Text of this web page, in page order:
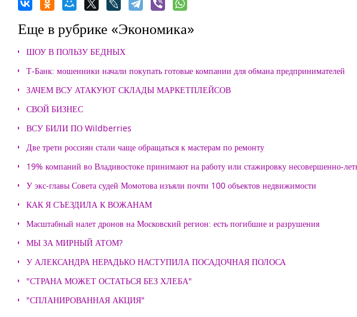
Еще в рубрике «Экономика»
ШОУ В ПОЛЬЗУ БЕДНЫХ
Т-Банк: мошенники начали покупать готовые компании для обмана предпринимателей
ЗАЧЕМ ВСУ АТАКУЮТ СКЛАДЫ МАРКЕТПЛЕЙСОВ
СВОЙ БИЗНЕС
ВСУ БИЛИ ПО Wildberries
Две трети россиян стали чаще обращаться к мастерам по ремонту
19% компаний во Владивостоке принимают на работу или стажировку несовершенно-
У экс-главы Совета судей Момотова изъяли почти 100 объектов недвижимости
КАК Я СЪЕЗДИЛА К ВОЖАНАМ
Масштабный налет дронов на Московский регион: есть погибшие и разрушения
МЫ ЗА МИРНЫЙ АТОМ?
У АЛЕКСАНДРА НЕРАДЬКО НАСТУПИЛА ПОСАДОЧНАЯ ПОЛОСА
"СТРАНА МОЖЕТ ОСТАТЬСЯ БЕЗ ХЛЕБА"
"СПЛАНИРОВАННАЯ АКЦИЯ"